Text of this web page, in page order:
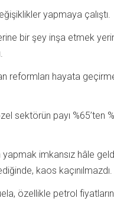
yapmaya çalıştı.
bir şey inşa etmek
reformları hayata
sektörün payı %65’ten
imkansız hâle
kaos kaçınılmazdı.
özellikle petrol